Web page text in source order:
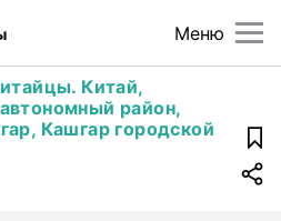
Меню
Китай,
район,
Кашгар городской